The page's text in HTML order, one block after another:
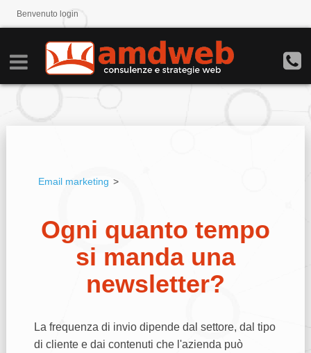
Benvenuto login
Email marketing >
Ogni quanto tempo
si manda una
newsletter?
La frequenza di invio dipende dal settore, dal tipo
di cliente e dai contenuti che l'azienda può